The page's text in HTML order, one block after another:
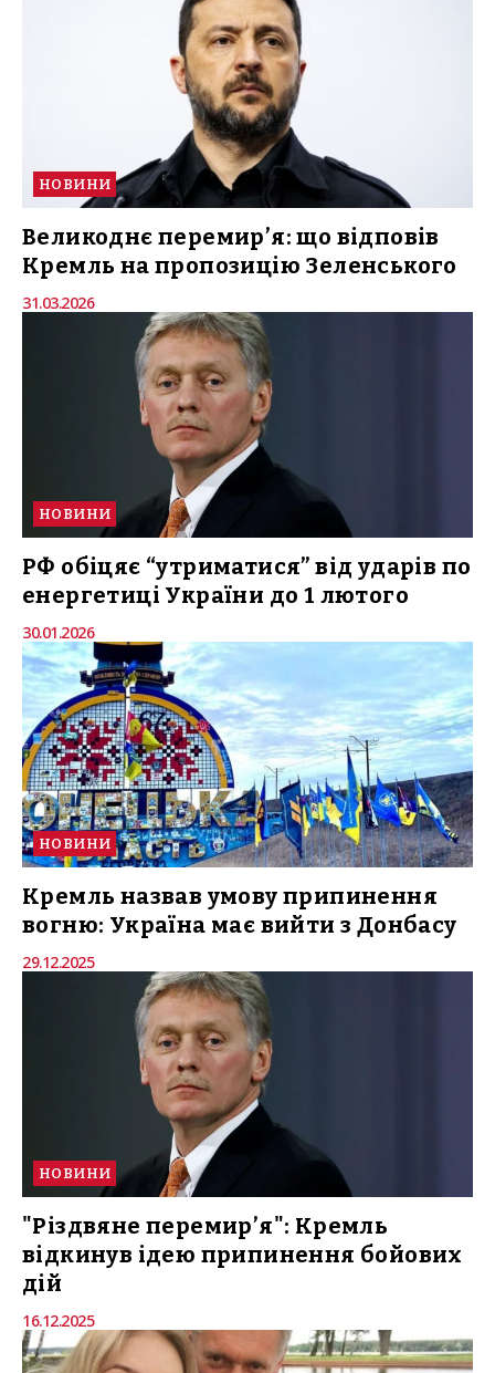
НОВИНИ
Великоднє перемир’я: що відповів
Кремль на пропозицію Зеленського
31.03.2026
НОВИНИ
РФ обіцяє “утриматися” від ударів по
енергетиці України до 1 лютого
30.01.2026
НОВИНИ
Кремль назвав умову припинення
вогню: Україна має вийти з Донбасу
29.12.2025
НОВИНИ
"Різдвяне перемир’я": Кремль
відкинув ідею припинення бойових
дій
16.12.2025